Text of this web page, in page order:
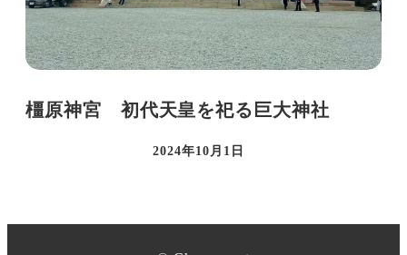
橿原神宮 初代天皇を祀る巨大神社
投稿日
2024年10月1日